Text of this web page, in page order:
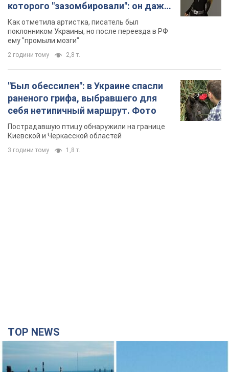
которого "зазомбировали": он даже
русского не знал, а теперь хочет
геноцида украинцев
Как отметила артистка, писатель был
поклонником Украины, но после переезда в РФ
ему "промыли мозги"
2 години тому 2,8 т.
"Был обессилен": в Украине спасли
раненого грифа, выбравшего для
себя нетипичный маршрут. Фото
Пострадавшую птицу обнаружили на границе
Киевской и Черкасской областей
3 години тому 1,8 т.
TOP NEWS